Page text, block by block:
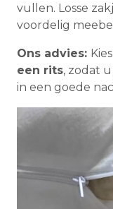
vullen. Losse
voordelig
Ons advies:
een rits, zodat
in een goede